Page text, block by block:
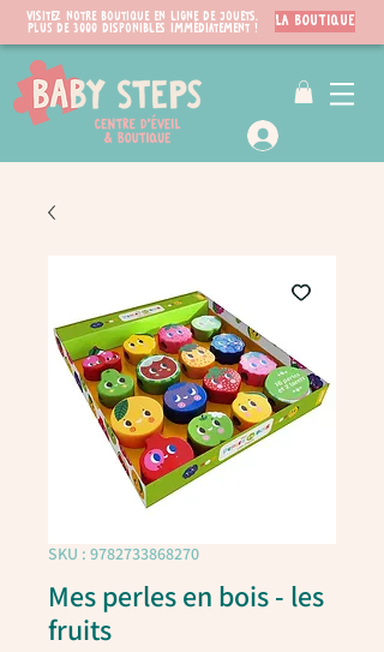
Visitez notre boutique en ligne de jouets.
PLUS de 3000 disponibles immédiatement !
LA BOUTIQUE
SKU : 9782733868270
Mes perles en bois - les
fruits